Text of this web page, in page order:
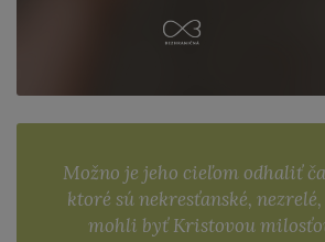
Možno je jeho cieľom odhaliť
ktoré sú nekresťanské, nezrelé,
mohli byť Kristovou